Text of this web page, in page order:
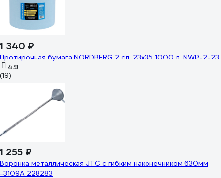
1 340 ₽
Протирочная бумага NORDBERG 2 сл. 23x35 1000 л. NWP-2-23
4.9
(19)
1 255 ₽
Воронка металлическая JTC с гибким наконечником 630мм
-3109A 228283